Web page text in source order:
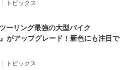
トピックス
ーリング最強の大型バイク
』がアップグレード！新色にも注目で
トピックス